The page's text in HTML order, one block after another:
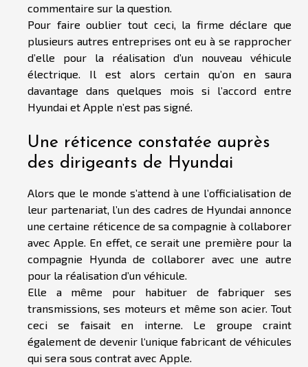
commentaire sur la question.
Pour faire oublier tout ceci, la firme déclare que
plusieurs autres entreprises ont eu à se rapprocher
d’elle pour la réalisation d’un nouveau véhicule
électrique. Il est alors certain qu’on en saura
davantage dans quelques mois si l’accord entre
Hyundai et Apple n’est pas signé.
Une réticence constatée auprès
des dirigeants de Hyundai
Alors que le monde s’attend à une l’officialisation de
leur partenariat, l’un des cadres de Hyundai annonce
une certaine réticence de sa compagnie à collaborer
avec Apple. En effet, ce serait une première pour la
compagnie Hyunda de collaborer avec une autre
pour la réalisation d’un véhicule.
Elle a même pour habituer de fabriquer ses
transmissions, ses moteurs et même son acier. Tout
ceci se faisait en interne. Le groupe craint
également de devenir l‘unique fabricant de véhicules
qui sera sous contrat avec Apple.